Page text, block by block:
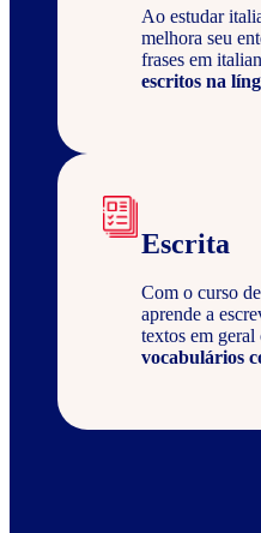
Ao estudar
melhora seu
frases em
escritos na
Escrita
Com o curso
aprende a
textos em geral
vocabulários